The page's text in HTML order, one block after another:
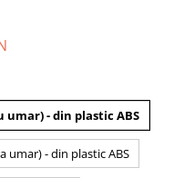
- din plastic ABS
umar) - din plastic ABS